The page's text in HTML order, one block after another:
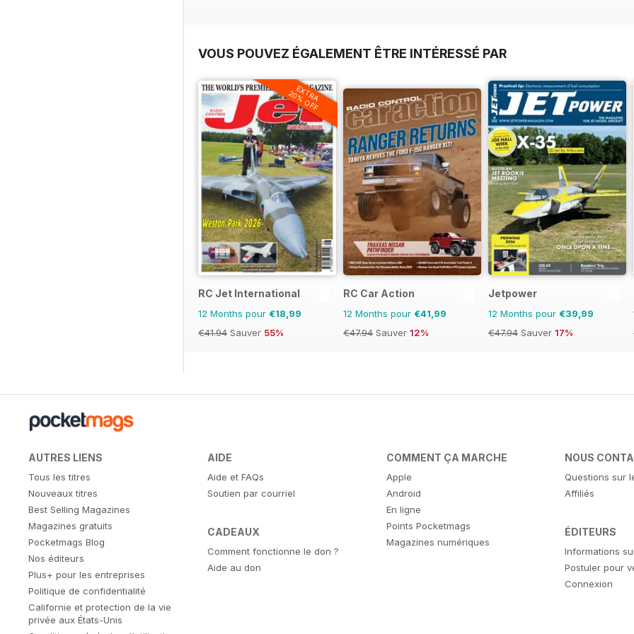
VOUS POUVEZ ÉGALEMENT ÊTRE INTÉRESSÉ PAR
EXTRA
20% OFF
RC Jet International
12 Months pour €18,99
€41.94 Sauver 55%
RC Car Action
12 Months pour €41,99
€47.94 Sauver 12%
Jetpower
12 Months pour €39,99
€47.94 Sauver 17%
AUTRES LIENS
Tous les titres
Nouveaux titres
Best Selling Magazines
Magazines gratuits
Pocketmags Blog
Nos éditeurs
Plus+ pour les entreprises
Politique de confidentialité
Californie et protection de la vie
privée aux États-Unis
AIDE
Aide et FAQs
Soutien par courriel
CADEAUX
Comment fonctionne le don ?
Aide au don
COMMENT ÇA MARCHE
Apple
Android
En ligne
Points Pocketmags
Magazines numériques
NOUS
Questions sur
Affiliés
ÉDITEURS
Informations
Postuler pour
Connexion